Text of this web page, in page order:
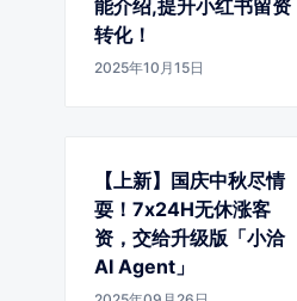
能介绍,提升小红书留资
转化！
2025年10月15日
【上新】国庆中秋尽情
耍！7x24H无休涨客
资，交给升级版「小洽
AI Agent」